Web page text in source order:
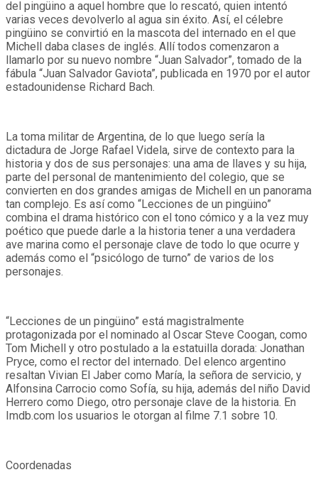
del pingüino a aquel hombre que lo rescató, quien intentó
varias veces devolverlo al agua sin éxito. Así, el célebre
pingüino se convirtió en la mascota del internado en el que
Michell daba clases de inglés. Allí todos comenzaron a
llamarlo por su nuevo nombre “Juan Salvador”, tomado de la
fábula “Juan Salvador Gaviota”, publicada en 1970 por el autor
estadounidense Richard Bach.
La toma militar de Argentina, de lo que luego sería la
dictadura de Jorge Rafael Videla, sirve de contexto para la
historia y dos de sus personajes: una ama de llaves y su hija,
parte del personal de mantenimiento del colegio, que se
convierten en dos grandes amigas de Michell en un panorama
tan complejo. Es así como “Lecciones de un pingüino”
combina el drama histórico con el tono cómico y a la vez muy
poético que puede darle a la historia tener a una verdadera
ave marina como el personaje clave de todo lo que ocurre y
además como el “psicólogo de turno” de varios de los
personajes.
“Lecciones de un pingüino” está magistralmente
protagonizada por el nominado al Oscar Steve Coogan, como
Tom Michell y otro postulado a la estatuilla dorada: Jonathan
Pryce, como el rector del internado. Del elenco argentino
resaltan Vivian El Jaber como María, la señora de servicio, y
Alfonsina Carrocio como Sofía, su hija, además del niño David
Herrero como Diego, otro personaje clave de la historia. En
Imdb.com los usuarios le otorgan al filme 7.1 sobre 10.
Coordenadas